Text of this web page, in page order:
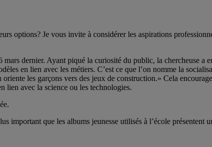
options? Je vous invite à considérer les aspirations
dernier. Ayant piqué la curiosité du public, la chercheuse a
en lien avec les métiers. C’est ce que l’on nomme la
les garçons vers des jeux de construction.» Cela
lien avec la science ou les technologies.
important que les albums jeunesse utilisés à l’école présentent